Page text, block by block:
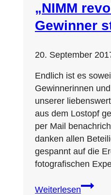
„NIMM
Gewinner
20. September
Endlich ist es
Gewinnerinnen
unserer
aus dem Lostopf
per Mail
danken allen
gespannt auf die
fotografischen
Weiterlesen„NIMM